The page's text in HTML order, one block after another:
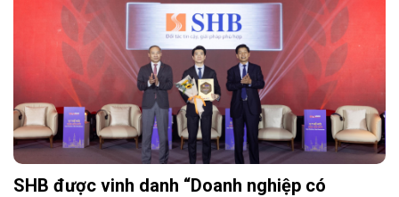
SHB được vinh danh “Doanh nghiệp có